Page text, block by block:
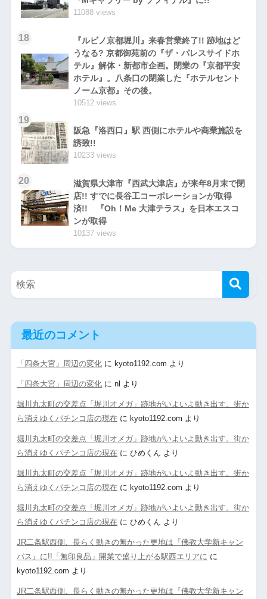
11088 views
18
『ルビノ京都堀川』来春営業終了!! 跡地はど
うなる? 京都御苑前の『ザ・パレスサイドホ
テル』解体・新都市企画。閉業の『京都平安
ホテル』。八条口の閉業した『ホテルセント
ノーム京都』その後。
10512 views
19
阪急『洛西口』駅 西側にホテルや商業施設を
誘致!!
10233 views
20
滋賀県大津市『西武大津店』が来年8月末で閉
店!! すでに長谷工コーポレーションが取得
済!! 『Oh！Me 大津テラス』を日本エスコ
ンが取得
10137 views
最近のコメント
「四条大宮」周辺の変化に kyoto1192.com より
「四条大宮」周辺の変化に nl より
堀川丸太町の交差点「堀川オメガ」跡地がいよいよ動き出す。街か
ら消えゆくパチンコ店の現在 に kyoto1192.com より
堀川丸太町の交差点「堀川オメガ」跡地がいよいよ動き出す。街か
ら消えゆくパチンコ店の現在 に ひめくん より
堀川丸太町の交差点「堀川オメガ」跡地がいよいよ動き出す。街か
ら消えゆくパチンコ店の現在 に kyoto1192.com より
堀川丸太町の交差点「堀川オメガ」跡地がいよいよ動き出す。街か
ら消えゆくパチンコ店の現在 に ひめくん より
JR二条駅西側、長らく動きの無かった更地は『佛教大学新キャン
パス』に!!「無印良品」開業で盛り上がる駅西エリアに に
kyoto1192.com より
JR二条駅西側、長らく動きの無かった更地は『佛教大学新キャン